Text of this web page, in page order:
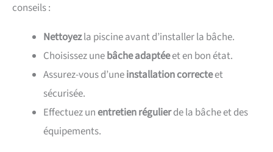
conseils :
Nettoyezla piscine avant d’installer la bâche.
Choisissez unebâche adaptéeet en bon état.
Assurez-vous d’uneinstallation correcteet
sécurisée.
Effectuez unentretien régulierde la bâche et des
équipements.